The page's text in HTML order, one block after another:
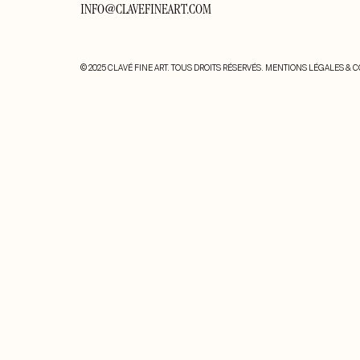
INFO@CLAVEFINEART.COM
© 2025 CLAVÉ FINE ART. TOUS DROITS RÉSERVÉS. MENTIONS LÉGALES &